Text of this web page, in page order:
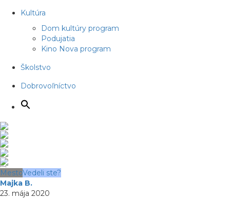
Kultúra
Dom kultúry program
Podujatia
Kino Nova program
Školstvo
Dobrovoľníctvo
MestoVedeli ste?
Majka B.
23. mája 2020